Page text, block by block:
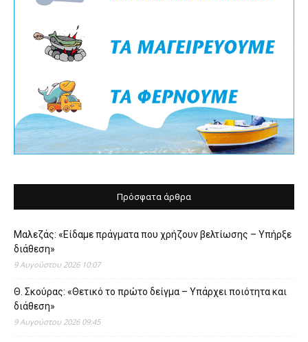
Πρόσφατα άρθρα
Μαλεζάς: «Είδαμε πράγματα που χρήζουν βελτίωσης – Υπήρξε
διάθεση»
9 Αυγούστου 2026 10:07
Θ. Σκούρας: «Θετικό το πρώτο δείγμα – Υπάρχει ποιότητα και
διάθεση»
9 Αυγούστου 2026 09:45